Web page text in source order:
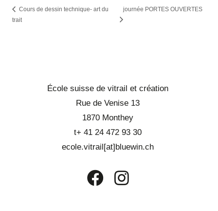
Cours de dessin technique- art du
trait
journée PORTES OUVERTES
École suisse de vitrail et création
Rue de Venise 13
1870 Monthey
t+ 41 24 472 93 30
ecole.vitrail[at]bluewin.ch